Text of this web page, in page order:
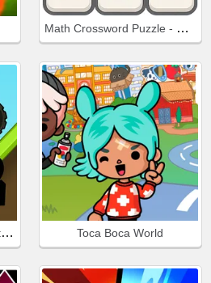
Math Crossword Puzzle - Genius Edition
Hill Climb Racing 2: Adventure Toca Boca World